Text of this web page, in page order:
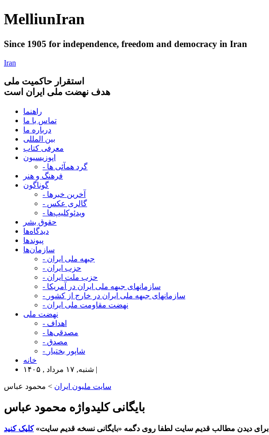
MelliunIran
Since 1905 for independence, freedom and democracy in Iran
Iran
استقرار حاکميت ملی
هدف نهضت ملی ایران است
راهنما
تماس با ما
درباره ما
بین المللی
معرفی کتاب
اپوزیسیون
- گرد همآئی ها
فرهنگ و هنر
گوناگون
- آخرین خبرها
- گالری عکس
- ویدئوکلیپ‌ها
حقوق بشر
دیدگاه‌ها
پیوندها
سازمان‌ها
- جبهه ملی ایران
- حزب ایران
- حزب ملت ایران
- سازمانهای جبهه ملی ایران در آمریکا
- سازمانهای جبهه ملی ایران در خارج از کشور
- نهضت مقاومت ملی ایران
نهضت ملی
- اهداف
- مصدقی‌ها
- مصدق
- شاپور بختیار
خانه
شنبه, ۱۷ مرداد , ۱۴۰۵ |
سایت ملیون ایران > محمود عباس
بایگانی کلیدواژه محمود عباس
برای دیدن مطالب قدیم سایت لطفا روی دگمه «بایگانی نسخه قدیم سایت»کلیک کنید